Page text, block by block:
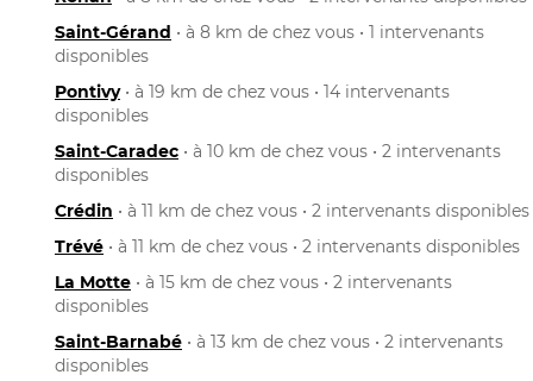
Saint-Gérand • à 8 km de chez vous • 1 intervenants
disponibles
Pontivy• à 19 km de chez vous • 14 intervenants
disponibles
Saint-Caradec • à 10 km de chez vous • 2 intervenants
disponibles
Crédin • à 11 km de chez vous • 2 intervenants disponibles
Trévé • à 11 km de chez vous • 2 intervenants disponibles
La Motte • à 15 km de chez vous • 2 intervenants
disponibles
Saint-Barnabé • à 13 km de chez vous • 2 intervenants
disponibles